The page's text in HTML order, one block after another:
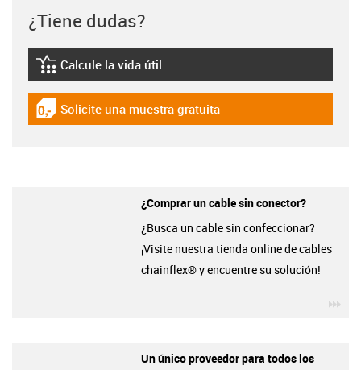
¿Tiene dudas?
igus-icon-lebensdauerrechner
Calcule la vida útil
igus-icon-gratismuster
Solicite una muestra gratuita
¿Comprar un cable sin conector?
¿Busca un cable sin confeccionar?
¡Visite nuestra tienda online de cables
chainflex® y encuentre su solución!
Un único proveedor para todos los